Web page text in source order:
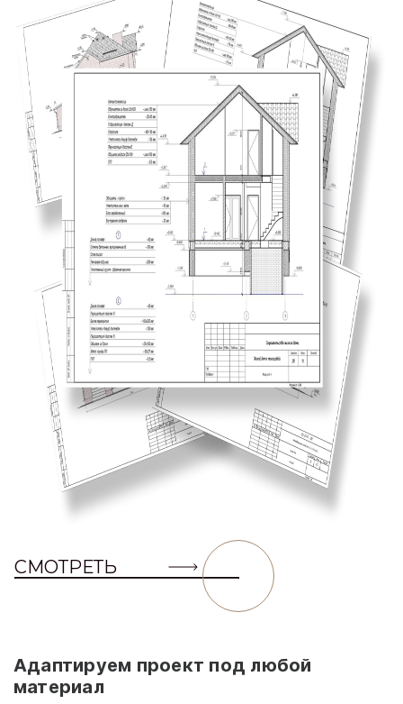
СМОТРЕТЬ
Адаптируем проект под любой
материал